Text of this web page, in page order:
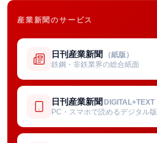
産業新聞のサービス
日刊産業新聞 （紙版）
鉄鋼・非鉄業界の総合紙面
日刊産業新聞 DIGITAL+TEXT
PC・スマホで読めるデジタル版